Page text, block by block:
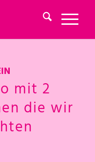
mit 2
die wir